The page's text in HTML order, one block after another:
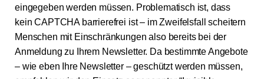
eingegeben werden müssen. Problematisch ist, dass
kein CAPTCHA barrierefrei ist – im Zweifelsfall scheitern
Menschen mit Einschränkungen also bereits bei der
Anmeldung zu Ihrem Newsletter. Da bestimmte Angebote
– wie eben Ihre Newsletter – geschützt werden müssen,